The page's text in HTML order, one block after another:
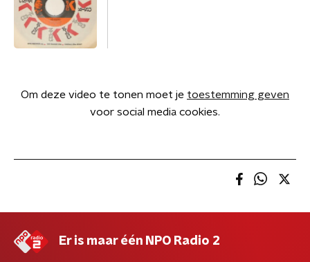
Om deze video te tonen moet je toestemming geven
voor social media cookies.
Er is maar één NPO Radio 2